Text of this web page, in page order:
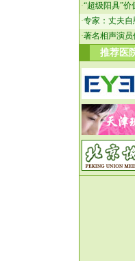
·“超级阳具”价
·专家：丈夫
·著名相声演
推荐医